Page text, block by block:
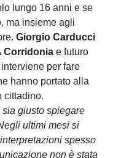
lungo 16 anni e se
ma insieme agli
Giorgio Carducci
Corridonia e futuro
interviene per fare
hanno portato alla
cittadino.
giusto spiegare
ultimi mesi si
spesso
non è stata